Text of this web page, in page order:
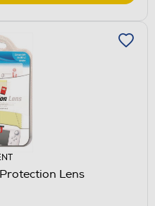
Lens